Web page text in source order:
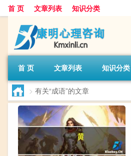
首 页 文章列表 知识分类
首 页 文章列表 知识分类
> 有关“成语”的文章